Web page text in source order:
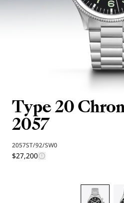
Type 20
2057
2057ST/92/SW0
$27,200